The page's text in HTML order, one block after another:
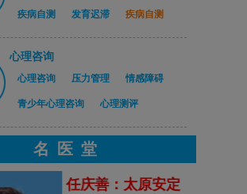
疾病自测 发育迟滞 疾病自测
心理咨询
心理咨询 压力管理 情感障碍
青少年心理咨询 心理测评
名医堂
任庆善：太原安定